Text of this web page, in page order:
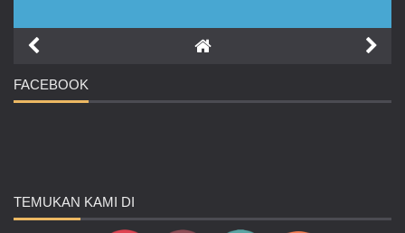
FACEBOOK
TEMUKAN KAMI DI